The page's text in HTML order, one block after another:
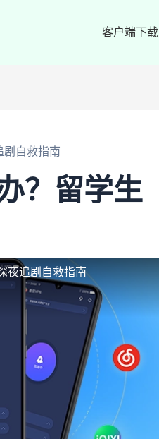
客户端下载
剧自救指南
？留学生
夜追剧自救指南